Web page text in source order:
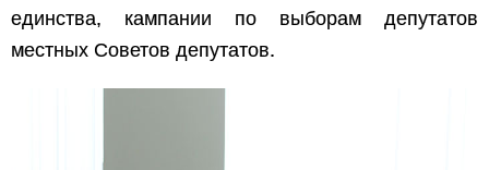
единства, кампании по выборам депутатов
местных Советов депутатов.